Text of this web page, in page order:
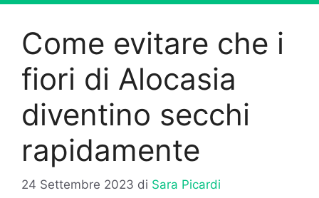
Come evitare che i
fiori di Alocasia
diventino secchi
rapidamente
24 Settembre 2023 di Sara Picardi